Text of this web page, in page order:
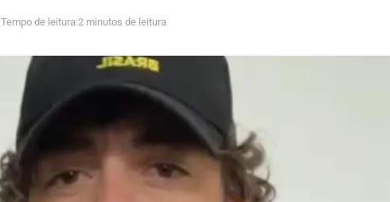
Tempo de leitura:2 minutos de leitura